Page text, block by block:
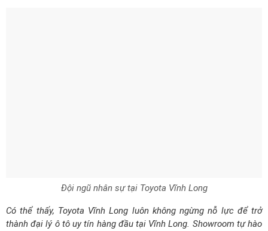
Đội ngũ nhân sự tại Toyota Vĩnh Long
Có thể thấy, Toyota Vĩnh Long luôn không ngừng nỗ lực để trở
thành đại lý ô tô uy tín hàng đầu tại Vĩnh Long. Showroom tự hào